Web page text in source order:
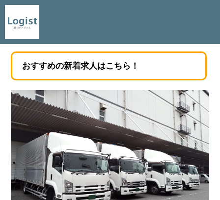
おすすめの新着求人はこちら！